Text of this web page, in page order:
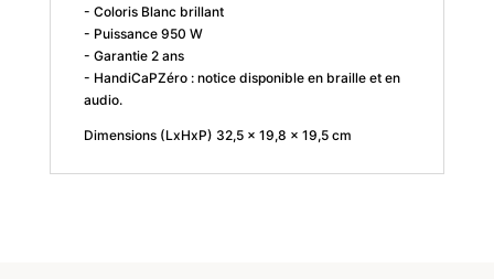
- Coloris Blanc brillant
- Puissance 950 W
- Garantie 2 ans
- HandiCaPZéro : notice disponible en braille et en
audio.
Dimensions (LxHxP) 32,5 x 19,8 x 19,5 cm